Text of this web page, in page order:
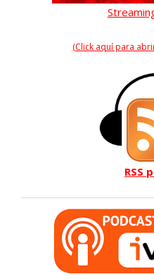
(Click aquí para
RSS